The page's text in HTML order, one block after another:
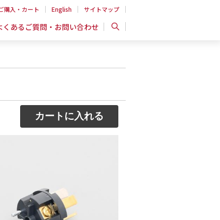
購入・カート English サイトマップ
くあるご質問・お問い合わせ